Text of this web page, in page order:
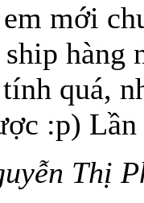
mới
quá,
:p)
Thị